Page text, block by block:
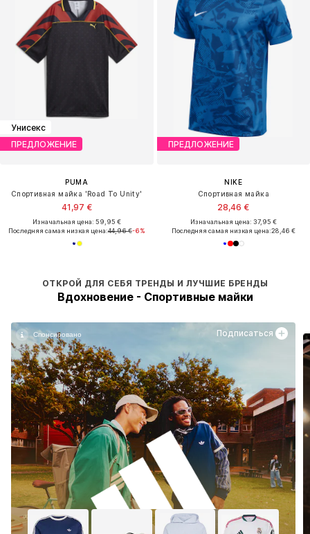
Унисекс
ПРЕДЛОЖЕНИЕ
PUMA
Спортивная майка 'Road To Unity'
41,97 €
Изначальная цена: 59,95 €
Последняя самая низкая цена:44,96 €-6%
ПРЕДЛОЖЕНИЕ
NIKE
Спортивная майка
28,46 €
Изначальная цена: 37,95 €
Последняя самая низкая цена:28,46 €
ОТКРОЙ ДЛЯ СЕБЯ ТРЕНДЫ И ЛУЧШИЕ БРЕНДЫ
Вдохновение - Спортивные майки
Подписаться